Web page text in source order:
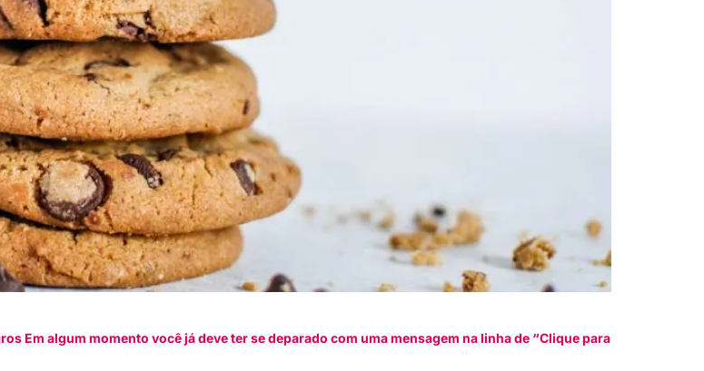
Em algum momento você já deve ter se deparado com uma mensagem na linha de “Clique para